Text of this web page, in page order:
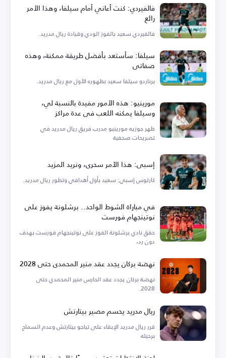
فالفيردي: كنت أعاني أمام سيلفا، وهذا الأمر
رائع
فالفيردي سعيد بالفوز الودي وقيادة ريال مدريد.
سيلفا: سأستعد بأفضل طريقة ممكنة، وهذه
صفاتي
برناردو سيلفا سعيد بظهوره الأول مع ريال مدريد.
مورينيو: هذه الأمور مفيدة بالنسبة لي،
وسيلفا يمكنه اللعب في عدة مراكز
ظهر جوزيه مورينيو مدرب فريق ريال مدريد في
تصريحات صحفية
إسبي: هذا الأمر سحري، ونريد المزيد
كارلوس إسبي: سعيد بأول أهدافي وتطور ريال مدريد.
في مباراة الشوط الواحد.. برشلونة يفوز على
نوتينجهام فورست
حقق نادي برشلونة الفوز على نوتينجهام فورست بهدف
دون رد،
نهضة بركان يجدد عقد منير المحمدي حتى 2028
نهضة بركان يجدد عقد الحارس منير المحمدي حتى
2028.
ريال مدريد يحسم مصير بيتارتش
قرر ريال مدريد الإبقاء على تياجو بيتارتش وعدم السماح
برحيله